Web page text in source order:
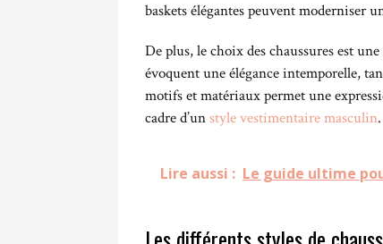
baskets élégantes peuvent moderniser
De plus, le choix des chaussures est
évoquent une élégance intemporelle,
motifs et matériaux permet une
cadre d’unstyle vestimentaire masculin.
Lire aussi : Le guide ultime